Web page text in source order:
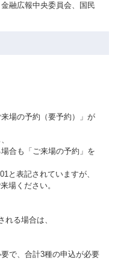
融広報中央委員会、国民
場の予約（要予約）」が
合も「ご来場の予約」を
と表記されていますが、
場ください。
れる場合は、
で、合計3種の申込が必要